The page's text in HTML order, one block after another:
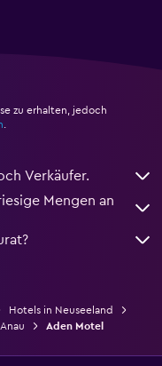
zu erhalten, jedoch
Verkäufer.
Mengen an
Hotels in Neuseeland
Aden Motel